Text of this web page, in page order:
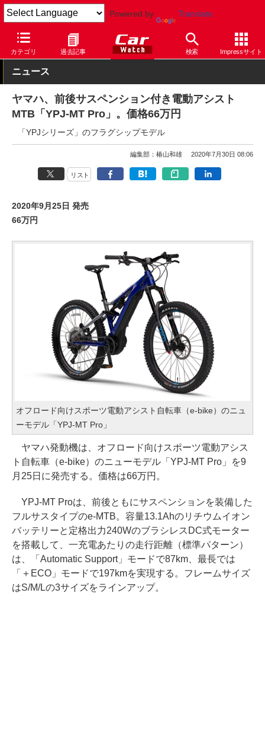
Powered by Translate
カテゴリ 過去記事 検索 Impressサイト
Car Watch モーターサイクル ヤマハ
ニュース
ヤマハ、前後サスペンション付き電動アシスト
MTB「YPJ-MT Pro」。価格66万円
「YPJシリーズ」のフラグシップモデル
編集部：椿山和雄 2020年7月30日 08:06
リスト
2020年9月25日 発売
66万円
オフロード向けスポーツ電動アシスト自転車（e-bike）のニュ
ーモデル「YPJ-MT Pro」
ヤマハ発動機は、オフロード向けスポーツ電動アシス
ト自転車（e-bike）のニューモデル「YPJ-MT Pro」を9
月25日に発売する。価格は66万円。
YPJ-MT Proは、前後ともにサスペンションを装備した
フルサスタイプのe-MTB。容量13.1Ahのリチウムイオン
バッテリーと定格出力240WのブラシレスDC式モーター
を搭載して、一充電あたりの走行距離（標準パターン）
は、「Automatic Support」モードで87km、最長では
「＋ECO」モードで197kmを実現する。フレームサイズ
はS/M/Lの3サイズをラインアップ。